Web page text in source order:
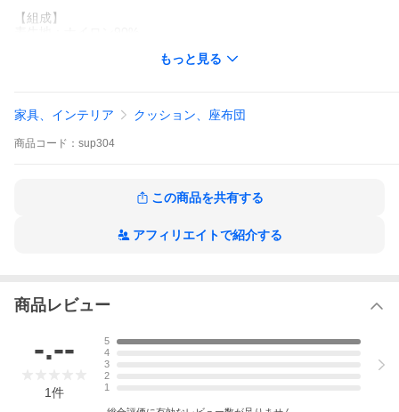
【組成】
裏地 ：ポリエステル100％
ブルー
グレージュ
※ご使用のモニター、デバイス環境により色の見え方が異なる場
合がございます。また、生産ロットにより同品番でも色味が異な
【梱包について】
当店では、ごみが少ない簡易梱包で郵送しております。梱包を開
【生産国 】
もっと見る
家具、インテリア クッション、座布団
商品 コード： sup304
この商品を共有する
アフィリエイトで紹介する
商品レビュー
-.--
1件
5
4
3
2
1